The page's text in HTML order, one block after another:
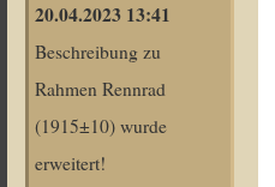
20.04.2023 13:41
Beschreibung zu
Rahmen Rennrad
(1915±10) wurde
erweitert!